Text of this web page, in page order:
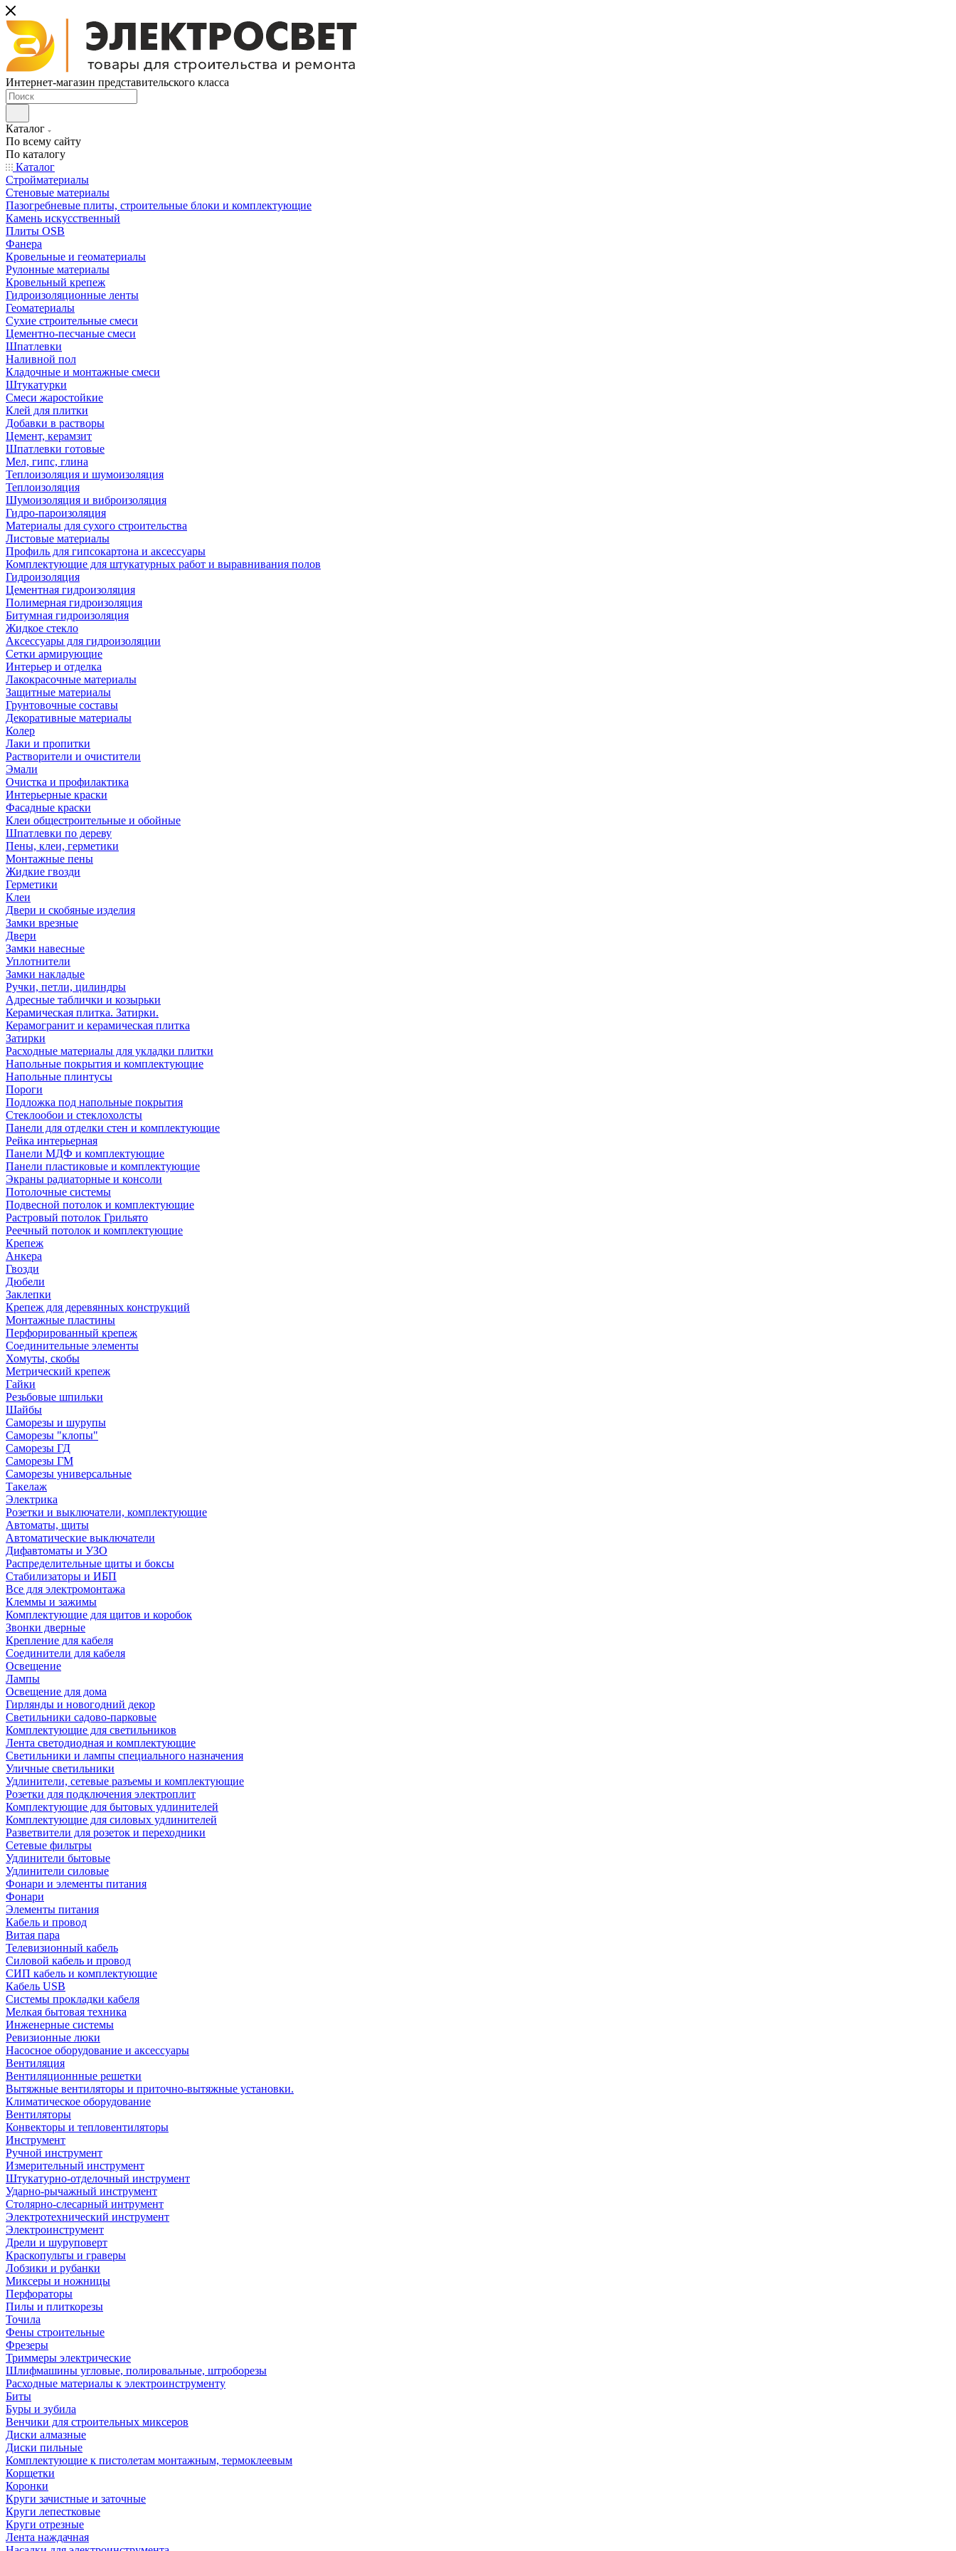
Интернет-магазин представительского класса
Каталог
По всему сайту
По каталогу
Каталог
Стройматериалы
Стеновые материалы
Пазогребневые плиты, строительные блоки и комплектующие
Камень искусственный
Плиты OSB
Фанера
Кровельные и геоматериалы
Рулонные материалы
Кровельный крепеж
Гидроизоляционные ленты
Геоматериалы
Сухие строительные смеси
Цементно-песчаные смеси
Шпатлевки
Наливной пол
Кладочные и монтажные смеси
Штукатурки
Смеси жаростойкие
Клей для плитки
Добавки в растворы
Цемент, керамзит
Шпатлевки готовые
Мел, гипс, глина
Теплоизоляция и шумоизоляция
Теплоизоляция
Шумоизоляция и виброизоляция
Гидро-пароизоляция
Материалы для сухого строительства
Листовые материалы
Профиль для гипсокартона и аксессуары
Комплектующие для штукатурных работ и выравнивания полов
Гидроизоляция
Цементная гидроизоляция
Полимерная гидроизоляция
Битумная гидроизоляция
Жидкое стекло
Аксессуары для гидроизоляции
Сетки армирующие
Интерьер и отделка
Лакокрасочные материалы
Защитные материалы
Грунтовочные составы
Декоративные материалы
Колер
Лаки и пропитки
Растворители и очистители
Эмали
Очистка и профилактика
Интерьерные краски
Фасадные краски
Клеи общестроительные и обойные
Шпатлевки по дереву
Пены, клеи, герметики
Монтажные пены
Жидкие гвозди
Герметики
Клеи
Двери и скобяные изделия
Замки врезные
Двери
Замки навесные
Уплотнители
Замки накладые
Ручки, петли, цилиндры
Адресные таблички и козырьки
Керамическая плитка. Затирки.
Керамогранит и керамическая плитка
Затирки
Расходные материалы для укладки плитки
Напольные покрытия и комплектующие
Напольные плинтусы
Пороги
Подложка под напольные покрытия
Стеклообои и стеклохолсты
Панели для отделки стен и комплектующие
Рейка интерьерная
Панели МДФ и комплектующие
Панели пластиковые и комплектующие
Экраны радиаторные и консоли
Потолочные системы
Подвесной потолок и комплектующие
Растровый потолок Грильято
Реечный потолок и комплектующие
Крепеж
Анкера
Гвозди
Дюбели
Заклепки
Крепеж для деревянных конструкций
Монтажные пластины
Перфорированный крепеж
Соединительные элементы
Хомуты, скобы
Метрический крепеж
Гайки
Резьбовые шпильки
Шайбы
Саморезы и шурупы
Саморезы "клопы"
Саморезы ГД
Саморезы ГМ
Саморезы универсальные
Такелаж
Электрика
Розетки и выключатели, комплектующие
Автоматы, щиты
Автоматические выключатели
Дифавтоматы и УЗО
Распределительные щиты и боксы
Стабилизаторы и ИБП
Все для электромонтажа
Клеммы и зажимы
Комплектующие для щитов и коробок
Звонки дверные
Крепление для кабеля
Соединители для кабеля
Освещение
Лампы
Освещение для дома
Гирлянды и новогодний декор
Светильники садово-парковые
Комплектующие для светильников
Лента светодиодная и комплектующие
Светильники и лампы специального назначения
Уличные светильники
Удлинители, сетевые разъемы и комплектующие
Розетки для подключения электроплит
Комплектующие для бытовых удлинителей
Комплектующие для силовых удлинителей
Разветвители для розеток и переходники
Сетевые фильтры
Удлинители бытовые
Удлинители силовые
Фонари и элементы питания
Фонари
Элементы питания
Кабель и провод
Витая пара
Телевизионный кабель
Силовой кабель и провод
СИП кабель и комплектующие
Кабель USB
Системы прокладки кабеля
Мелкая бытовая техника
Инженерные системы
Ревизионные люки
Насосное оборудование и аксессуары
Вентиляция
Вентиляционнные решетки
Вытяжные вентиляторы и приточно-вытяжные установки.
Климатическое оборудование
Вентиляторы
Конвекторы и тепловентиляторы
Инструмент
Ручной инструмент
Измерительный инструмент
Штукатурно-отделочный инструмент
Ударно-рычажный инструмент
Столярно-слесарный интрумент
Электротехнический инструмент
Электроинструмент
Дрели и шуруповерт
Краскопульты и граверы
Лобзики и рубанки
Миксеры и ножницы
Перфораторы
Пилы и плиткорезы
Точила
Фены строительные
Фрезеры
Триммеры электрические
Шлифмашины угловые, полировальные, штроборезы
Расходные материалы к электроинструменту
Биты
Буры и зубила
Венчики для строительных миксеров
Диски алмазные
Диски пильные
Комплектующие к пистолетам монтажным, термоклеевым
Корщетки
Коронки
Круги зачистные и заточные
Круги лепестковые
Круги отрезные
Лента наждачная